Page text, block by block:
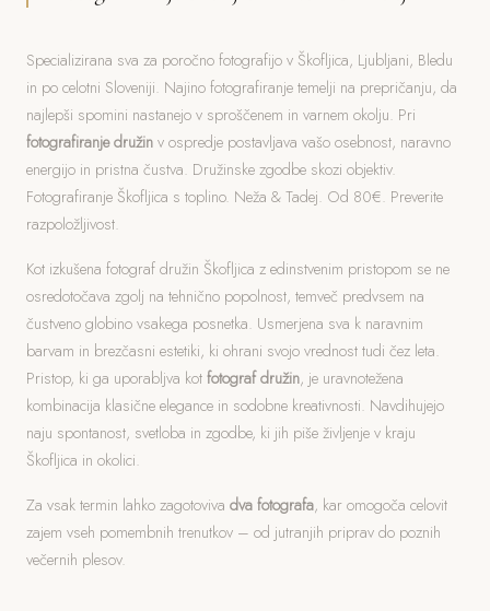
Specializirana sva za poročno fotografijo v Škofljica, Ljubljani, Bledu
in po celotni Sloveniji. Najino fotografiranje temelji na prepričanju, da
najlepši spomini nastanejo v sproščenem in varnem okolju. Pri
fotografiranje družin v ospredje postavljava vašo osebnost, naravno
energijo in pristna čustva. Družinske zgodbe skozi objektiv.
Fotografiranje Škofljica s toplino. Neža & Tadej. Od 80€. Preverite
razpoložljivost.
Kot izkušena fotograf družin Škofljica z edinstvenim pristopom se ne
osredotočava zgolj na tehnično popolnost, temveč predvsem na
čustveno globino vsakega posnetka. Usmerjena sva k naravnim
barvam in brezčasni estetiki, ki ohrani svojo vrednost tudi čez leta.
Pristop, ki ga uporabljva kot fotograf družin, je uravnotežena
kombinacija klasične elegance in sodobne kreativnosti. Navdihujejo
naju spontanost, svetloba in zgodbe, ki jih piše življenje v kraju
Škofljica in okolici.
Za vsak termin lahko zagotoviva dva fotografa, kar omogoča celovit
zajem vseh pomembnih trenutkov – od jutranjih priprav do poznih
večernih plesov.